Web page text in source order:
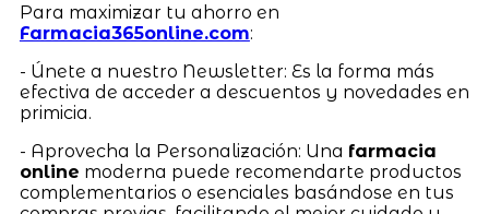
Para maximizar tu ahorro en
Farmacia365online.com:
- Únete a nuestro Newsletter: Es la forma más
efectiva de acceder a descuentos y novedades en
primicia.
- Aprovecha la Personalización: Una farmacia
online moderna puede recomendarte productos
complementarios o esenciales basándose en tus